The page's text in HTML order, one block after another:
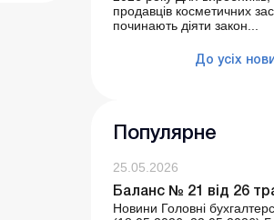
продавців косметичних
починають діяти закон...
До усіх
Популярне
25.05.2026
Баланс № 21 від 26
Новини Головні